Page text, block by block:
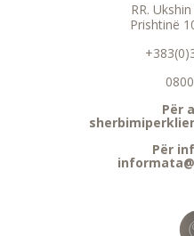
RR.
Prishtinë
Për
Për